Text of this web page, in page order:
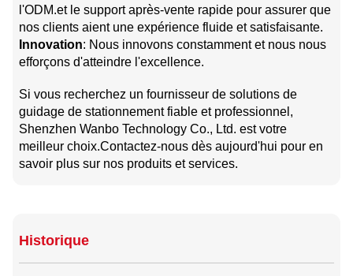
l'ODM.et le support après-vente rapide pour assurer que
nos clients aient une expérience fluide et satisfaisante.
Innovation: Nous innovons constamment et nous nous
efforçons d'atteindre l'excellence.
Si vous recherchez un fournisseur de solutions de
guidage de stationnement fiable et professionnel,
Shenzhen Wanbo Technology Co., Ltd. est votre
meilleur choix.Contactez-nous dès aujourd'hui pour en
savoir plus sur nos produits et services.
Historique